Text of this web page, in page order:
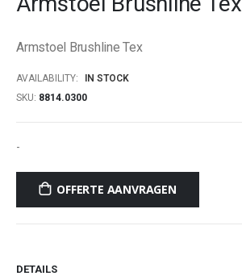
the
gallery
Armstoel Brushline Tex
AVAILABILITY:
IN STOCK
SKU 8814.0300
-
OFFERTE AANVRAGEN
DETAILS